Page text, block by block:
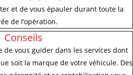
et de vous épauler durant toute la
de l’opération.
Conseils
de vous guider dans les services dont
soit la marque de votre véhicule. Des